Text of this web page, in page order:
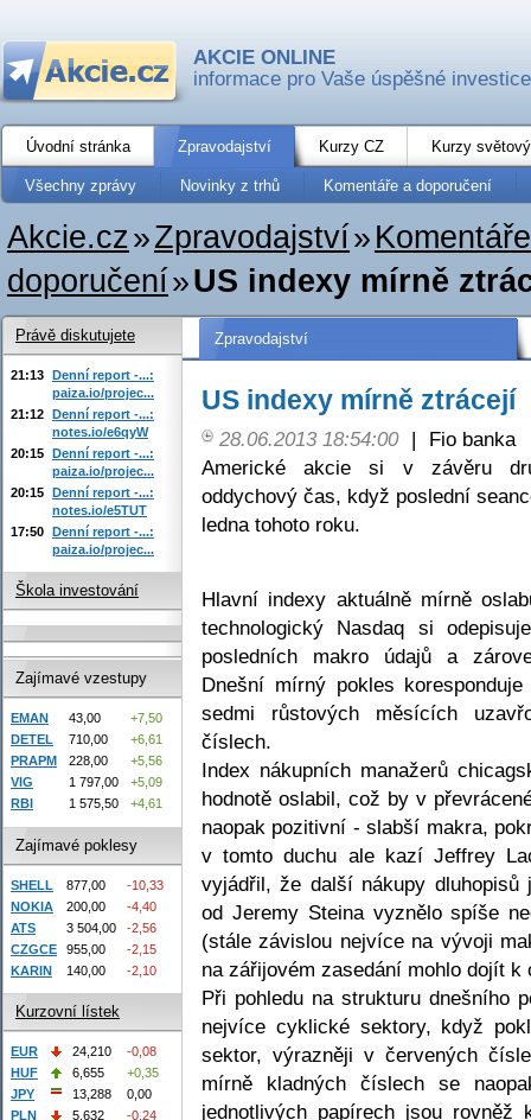
AKCIE ONLINE
informace pro Vaše úspěšné investice
Úvodní stránka Zpravodajství Kurzy CZ Kurzy
Všechny zprávy Novinky z trhů Komentáře a doporučení
Akcie.cz»Zpravodajství»
doporučení»US indexy mírně
Zpravodajství
US indexy mírně ztrácejí
28.06.2013 18:54:00 |
Fio banka
Americké akcie si v závěru
oddychový čas, když poslední
ledna tohoto roku.
Hlavní indexy aktuálně mírně
technologický Nasdaq si
posledních makro údajů a
Dnešní mírný pokles
sedmi růstových měsících
číslech.
Index nákupních manažerů
hodnotě oslabil, což by v
naopak pozitivní - slabší makra,
v tomto duchu ale kazí Jeffrey
vyjádřil, že další nákupy dluhopisů
od Jeremy Steina vyznělo spíše
(stále závislou nejvíce na vývoji
na zářijovém zasedání mohlo dojít k
Při pohledu na strukturu dnešního
nejvíce cyklické sektory, když
sektor, výrazněji v červených
mírně kladných číslech se
jednotlivých papírech jsou
Právě diskutujete
21:13 Denní report -...:
paiza.io/projec...
21:12 Denní report -...:
notes.io/e6qyW
20:15 Denní report -...:
paiza.io/projec...
20:15 Denní report -...:
notes.io/e5TUT
17:50 Denní report -...:
paiza.io/projec...
Škola investování
Zajímavé vzestupy
EMAN 43,00
+7,50
DETEL
710,00
+6,61
PRAPM
228,00
+5,56
VIG
1 797,00
+5,09
RBI
1 575,50 +4,61
Zajímavé poklesy
SHELL 877,00
-10,33
NOKIA
200,00
-4,40
ATS
3 504,00
-2,56
CZGCE
955,00
-2,15
KARIN
140,00 -2,10
Kurzovní lístek
EUR 24,210
-0,08
HUF
6,655
+0,35
JPY
13,288
0,00
PLN
5,632
-0,24